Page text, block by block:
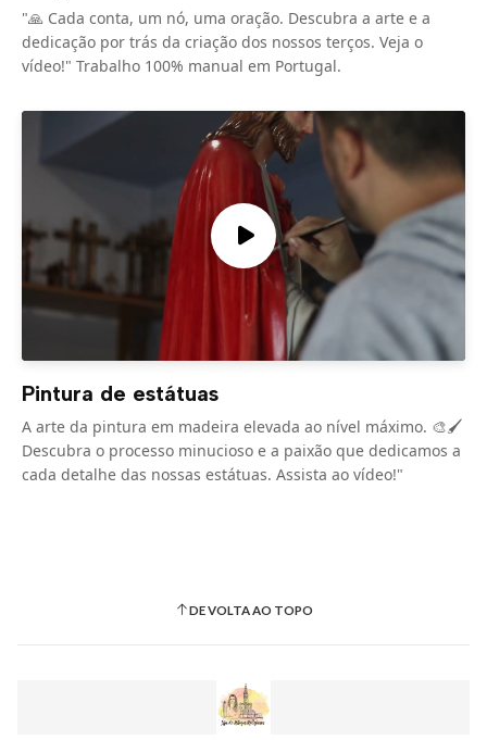
"🙏 Cada conta, um nó, uma oração. Descubra a arte e a
dedicação por trás da criação dos nossos terços. Veja o
vídeo!" Trabalho 100% manual em Portugal.
Pintura de estátuas
A arte da pintura em madeira elevada ao nível máximo. 🎨🖌️
Descubra o processo minucioso e a paixão que dedicamos a
cada detalhe das nossas estátuas. Assista ao vídeo!"
DE VOLTA AO TOPO